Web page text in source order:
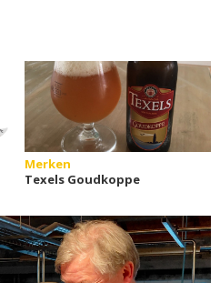
Merken
Texels Goudkoppe